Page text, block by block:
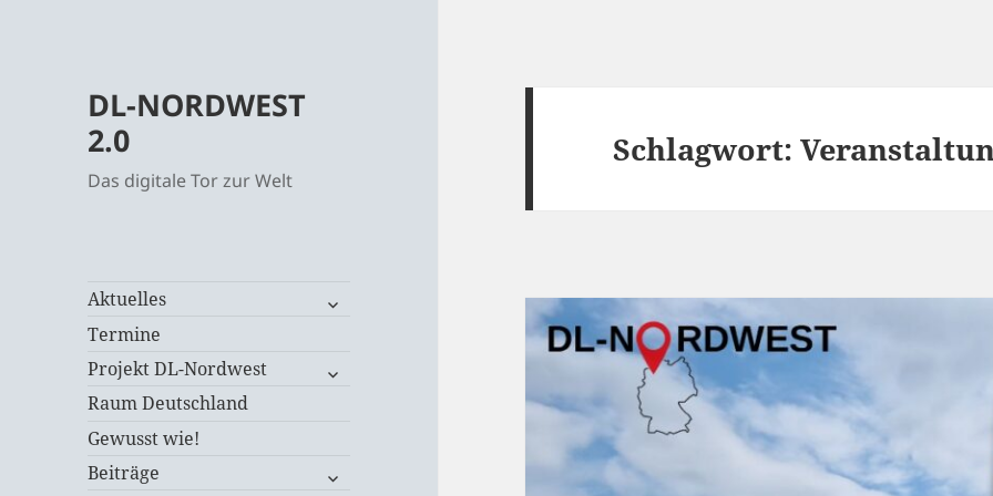
DL-NORDWEST
2.0
Das digitale Tor zur Welt
Aktuelles
untermenü
Termine
Projekt DL-Nordwest
untermenü
Raum Deutschland
Gewusst wie!
Beiträge
untermenü
Schlagwort: